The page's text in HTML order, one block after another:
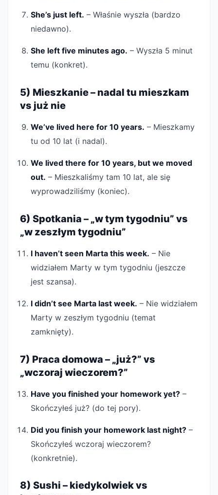
She’s just left. – Właśnie wyszła (bardzo
niedawno).
She left five minutes ago. – Wyszła 5 minut
temu (konkret).
5) Mieszkanie – nadal tu mieszkam
vs już nie
We’ve lived here for 10 years. – Mieszkamy
tu od 10 lat (i nadal).
We lived there for 10 years, but we moved
out. – Mieszkaliśmy tam 10 lat, ale się
wyprowadziliśmy (koniec).
6) Spotkania – „w tym tygodniu” vs
„w zeszłym tygodniu”
I haven’t seen Marta this week. – Nie
widziałem Marty w tym tygodniu (jeszcze
jest szansa).
I didn’t see Marta last week. – Nie widziałem
Marty w zeszłym tygodniu (temat
zamknięty).
7) Praca domowa – „już?” vs
„wczoraj wieczorem?”
Have you finished your homework yet?–
Skończyłeś już? (do tej pory).
Did you finish your homework last night?–
Skończyłeś wczoraj wieczorem?
(konkretnie).
8) Sushi – kiedykolwiek vs